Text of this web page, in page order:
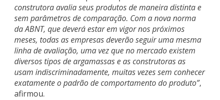
construtora avalia seus produtos de maneira distinta e
sem parâmetros de comparação. Com a nova norma
da ABNT, que deverá estar em vigor nos próximos
meses, todas as empresas deverão seguir uma mesma
linha de avaliação, uma vez que no mercado existem
diversos tipos de argamassas e as construtoras as
usam indiscriminadamente, muitas vezes sem conhecer
exatamente o padrão de comportamento do produto”,
afirmou.